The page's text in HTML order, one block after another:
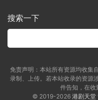
搜索一下
免责声明：本站所有资源均收集
录制、上传。若本站收录的资源
件告知，在收
© 2019-2026 港剧天堂